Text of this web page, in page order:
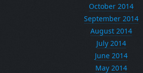
October 2014
September 2014
August 2014
July 2014
June 2014
May 2014